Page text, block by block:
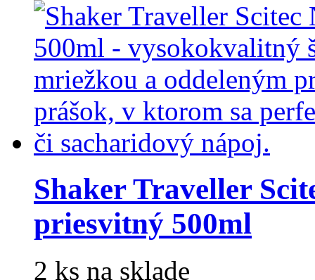
Shaker Traveller
priesvitný 500ml
2 ks na sklade